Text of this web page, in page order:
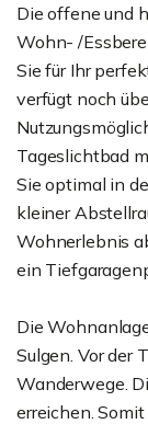
Die offene und
Wohn- /
Sie für Ihr
verfügt noch
Tageslichtbad
Sie optimal in
kleiner
Wohnerlebnis
ein
Die
Sulgen. Vor der
Wanderwege.
erreichen.